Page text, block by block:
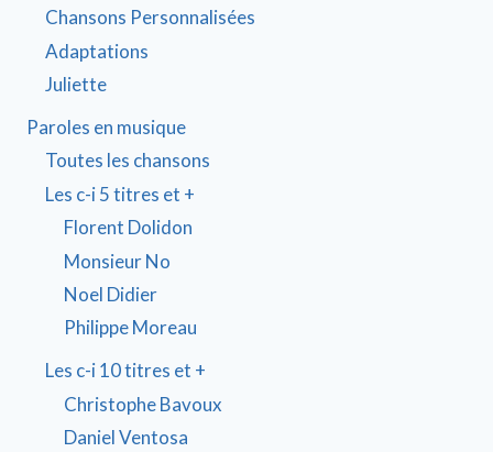
Chansons Personnalisées
Adaptations
Juliette
Paroles en musique
Toutes les chansons
Les c-i 5 titres et +
Florent Dolidon
Monsieur No
Noel Didier
Philippe Moreau
Les c-i 10 titres et +
Christophe Bavoux
Daniel Ventosa